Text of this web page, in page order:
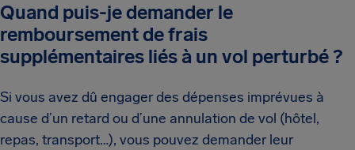
Quand puis-je demander le
remboursement de frais
supplémentaires liés à un vol perturbé ?
Si vous avez dû engager des dépenses imprévues à
cause d’un retard ou d’une annulation de vol (hôtel,
repas, transport…), vous pouvez demander leur